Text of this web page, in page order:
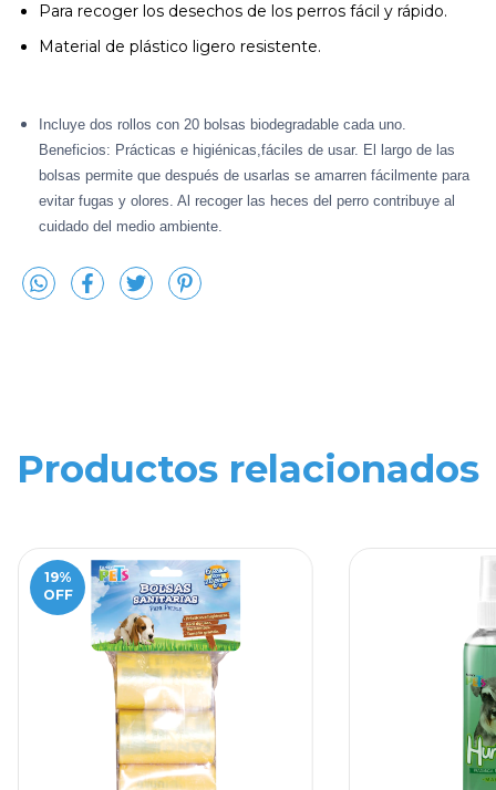
Para recoger los desechos de los perros fácil y rápido.
Material de plástico ligero resistente.
Incluye dos rollos con 20 bolsas biodegradable cada uno.
Beneficios: Prácticas e higiénicas,fáciles de usar. El largo de las
bolsas permite que después de usarlas se amarren fácilmente para
evitar fugas y olores. Al recoger las heces del perro contribuye al
cuidado del medio ambiente.
Productos relacionados
19%
OFF